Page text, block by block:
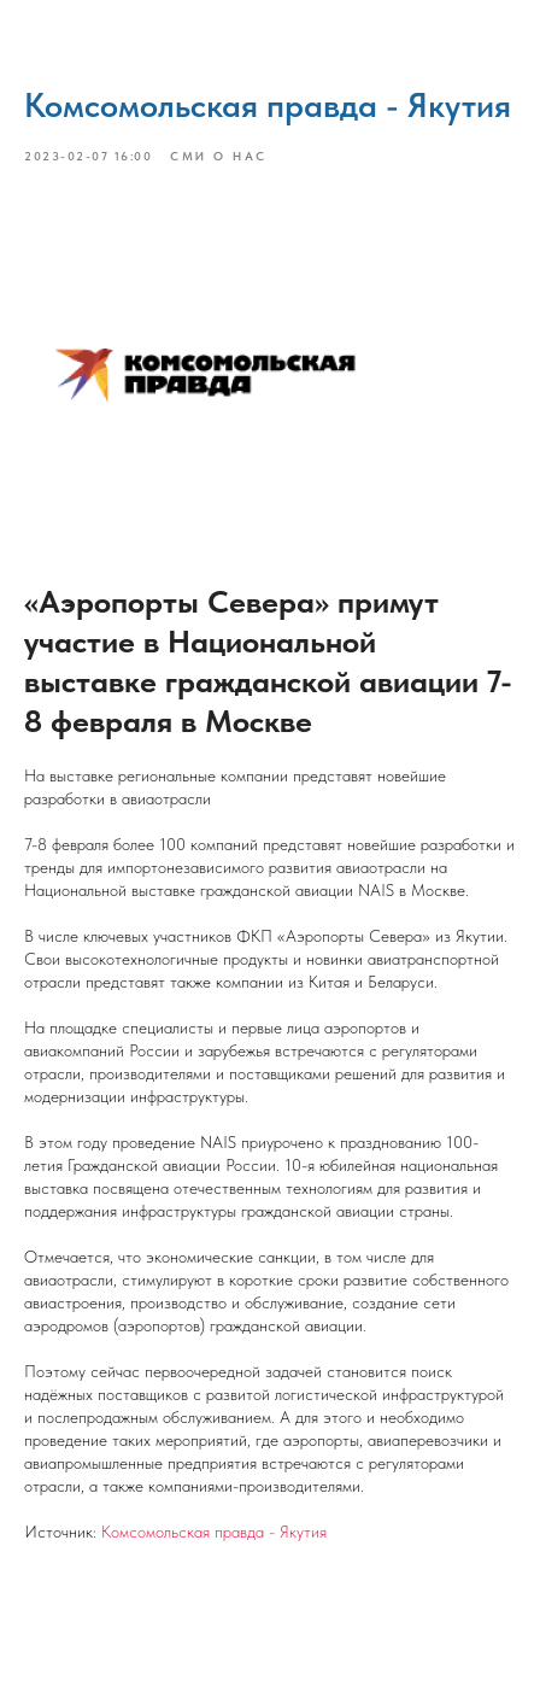
Комсомольская правда - Якутия
2023-02-07 16:00 СМИ О НАС
«Аэропорты Севера» примут
участие в Национальной
выставке гражданской авиации 7-
8 февраля в Москве
На выставке региональные компании представят новейшие
разработки в авиаотрасли
7-8 февраля более 100 компаний представят новейшие разработки и
тренды для импортонезависимого развития авиаотрасли на
Национальной выставке гражданской авиации NAIS в Москве.
В числе ключевых участников ФКП «Аэропорты Севера» из Якутии.
Свои высокотехнологичные продукты и новинки авиатранспортной
отрасли представят также компании из Китая и Беларуси.
На площадке специалисты и первые лица аэропортов и
авиакомпаний России и зарубежья встречаются с регуляторами
отрасли, производителями и поставщиками решений для развития и
модернизации инфраструктуры.
В этом году проведение NAIS приурочено к празднованию 100-
летия Гражданской авиации России. 10-я юбилейная национальная
выставка посвящена отечественным технологиям для развития и
поддержания инфраструктуры гражданской авиации страны.
Отмечается, что экономические санкции, в том числе для
авиаотрасли, стимулируют в короткие сроки развитие собственного
авиастроения, производство и обслуживание, создание сети
аэродромов (аэропортов) гражданской авиации.
Поэтому сейчас первоочередной задачей становится поиск
надёжных поставщиков с развитой логистической инфраструктурой
и послепродажным обслуживанием. А для этого и необходимо
проведение таких мероприятий, где аэропорты, авиаперевозчики и
авиапромышленные предприятия встречаются с регуляторами
отрасли, а также компаниями-производителями.
Источник: Комсомольская правда - Якутия